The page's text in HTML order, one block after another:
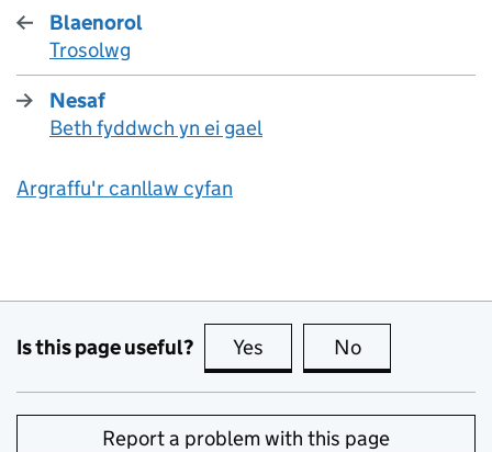
Blaenorol
:
Trosolwg
Nesaf
:
Beth fyddwch yn ei gael
Argraffu'r canllaw cyfan
Is this page useful? Yes this page is useful
No
Report a problem with this page